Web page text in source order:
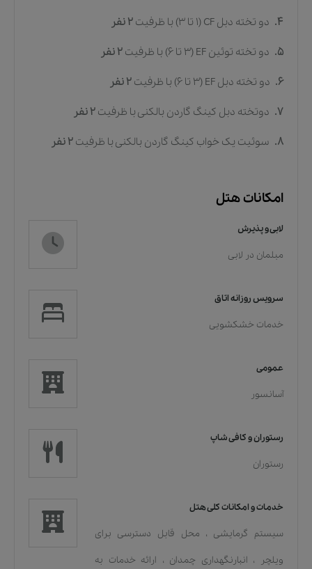
4. دو تخته دبل CF (۱ تا ۳) با ظرفیت 2 نفر
5. دو تخته توئین EF (۳ تا ۶) با ظرفیت 2 نفر
6. دو تخته دبل EF (۳ تا ۶) با ظرفیت 2 نفر
7. دوتخته دبل کینگ گاردن بالکنی با ظرفیت 2 نفر
8. سوئیت یک خواب کینگ گاردن بالکنی با ظرفیت 2 نفر
امکانات هتل
لابی و پذیرش
مبلمان در لابی
سرویس روزانه اتاق
خدمات خشکشویی
عمومی
آسانسور
رستوران و کافی شاپ
رستوران
خدمات و امکانات کلی هتل
سیستم گرمایشی ، محل قابل دسترسی برای
ویلچر ، انبارنگهداری چمدان ، ارائه خدمات به